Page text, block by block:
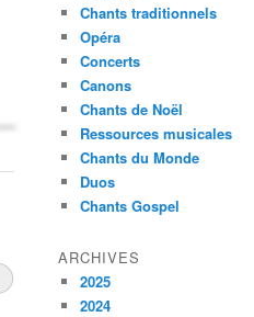
Chants traditionnels
Opéra
Concerts
Canons
Chants de Noël
Ressources musicales
Chants du Monde
Duos
Chants Gospel
ARCHIVES
2025
2024